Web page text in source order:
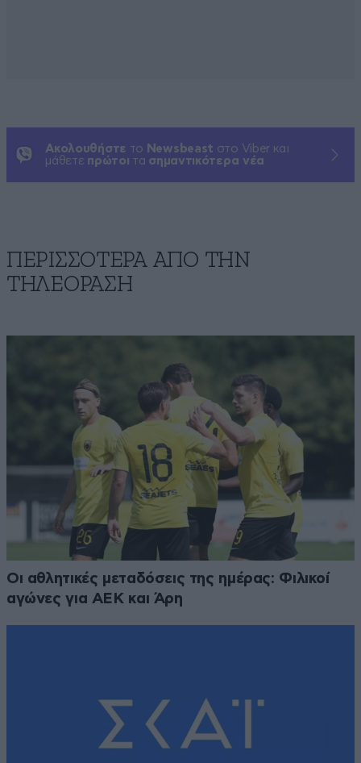
Ακολουθήστε το Newsbeast στο Viber και
μάθετε πρώτοι τα σημαντικότερα νέα
ΠΕΡΙΣΣΟΤΕΡΑ ΑΠΟ ΤΗΝ
ΤΗΛΕΟΡΑΣΗ
Οι αθλητικές μεταδόσεις της ημέρας: Φιλικοί
αγώνες για ΑΕΚ και Άρη